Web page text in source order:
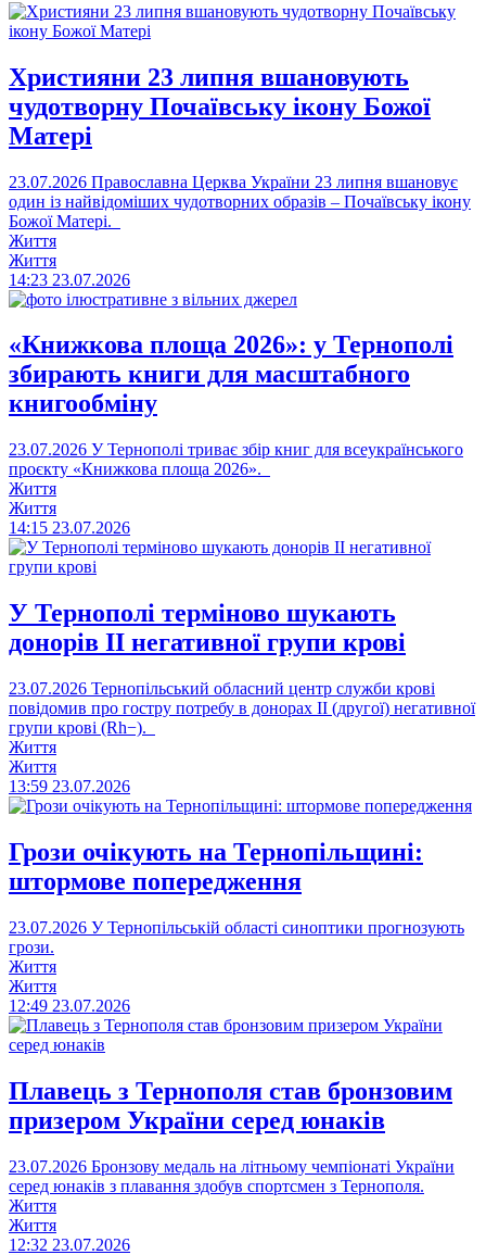
Християни 23 липня вшановують
чудотворну Почаївську ікону Божої
Матері
23.07.2026 Православна Церква України 23 липня вшановує
один із найвідоміших чудотворних образів – Почаївську ікону
Божої Матері.
Життя
Життя
14:23 23.07.2026
«Книжкова площа 2026»: у Тернополі
збирають книги для масштабного
книгообміну
23.07.2026 У Тернополі триває збір книг для всеукраїнського
проєкту «Книжкова площа 2026».
Життя
Життя
14:15 23.07.2026
У Тернополі терміново шукають
донорів II негативної групи крові
23.07.2026 Тернопільський обласний центр служби крові
повідомив про гостру потребу в донорах II (другої) негативної
групи крові (Rh−).
Життя
Життя
13:59 23.07.2026
Грози очікують на Тернопільщині:
штормове попередження
23.07.2026 У Тернопільській області синоптики прогнозують
грози.
Життя
Життя
12:49 23.07.2026
Плавець з Тернополя став бронзовим
призером України серед юнаків
23.07.2026 Бронзову медаль на літньому чемпіонаті України
серед юнаків з плавання здобув спортсмен з Тернополя.
Життя
Життя
12:32 23.07.2026